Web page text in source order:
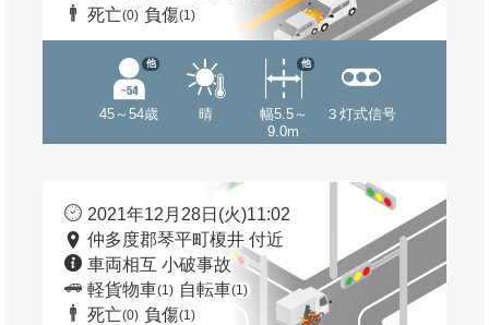
死亡(0) 負傷(1)
45～54歳
他
晴
幅5.5～
9.0m
他
３灯式信号
2021年12月28日(火)11:02
仲多度郡琴平町榎井 付近
車両相互 小破事故
軽貨物車(1) 自転車(1)
死亡(0) 負傷(1)